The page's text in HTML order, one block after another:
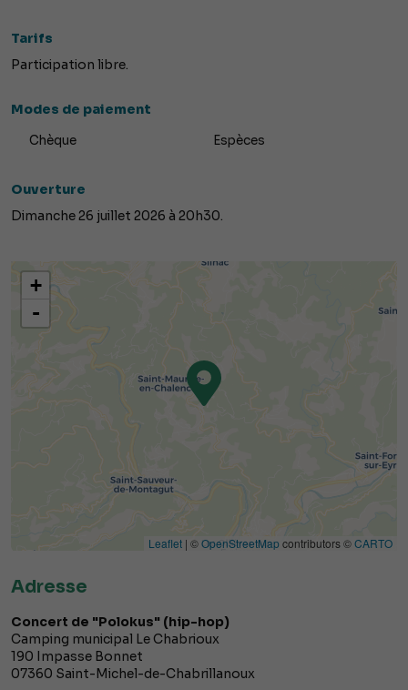
Tarifs
Participation libre.
Modes de paiement
Chèque Espèces
Ouverture
Dimanche 26 juillet 2026 à 20h30.
+
-
Leaflet | ©OpenStreetMap contributors ©CARTO
Adresse
Concert de "Polokus" (hip-hop)
Camping municipal Le Chabrioux
190 Impasse Bonnet
07360 Saint-Michel-de-Chabrillanoux